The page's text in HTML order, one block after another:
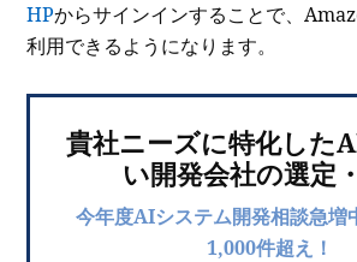
HPからサインインすることで、
利用できるようになります。
貴社ニーズに特化した
い開発会社の選定
今年度AIシステム開発相談急増
1,000件超え！